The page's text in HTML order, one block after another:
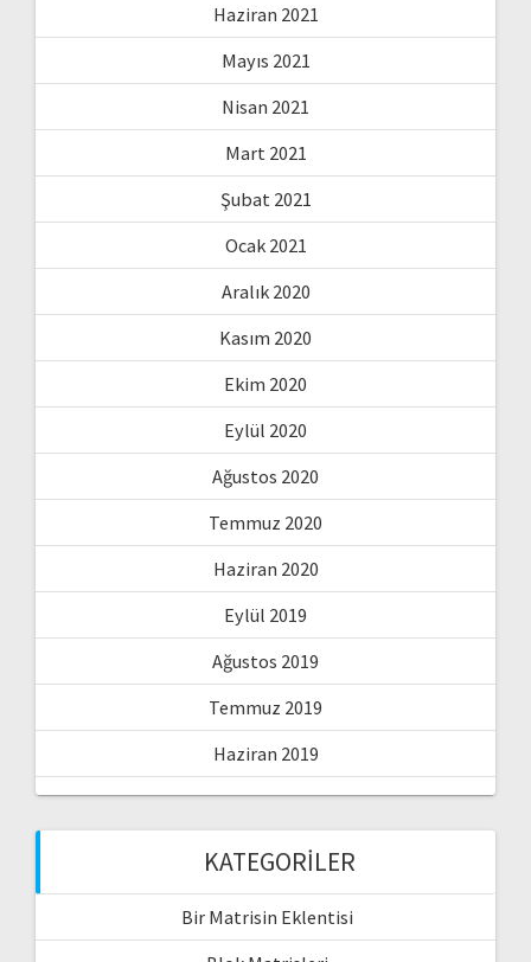
Haziran 2021
Mayıs 2021
Nisan 2021
Mart 2021
Şubat 2021
Ocak 2021
Aralık 2020
Kasım 2020
Ekim 2020
Eylül 2020
Ağustos 2020
Temmuz 2020
Haziran 2020
Eylül 2019
Ağustos 2019
Temmuz 2019
Haziran 2019
KATEGORILER
Bir Matrisin Eklentisi